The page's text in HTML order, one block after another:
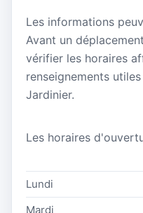
Les informations
Avant un
vérifier les horaires
renseignements
Jardinier.
Les horaires
Lundi
Mardi